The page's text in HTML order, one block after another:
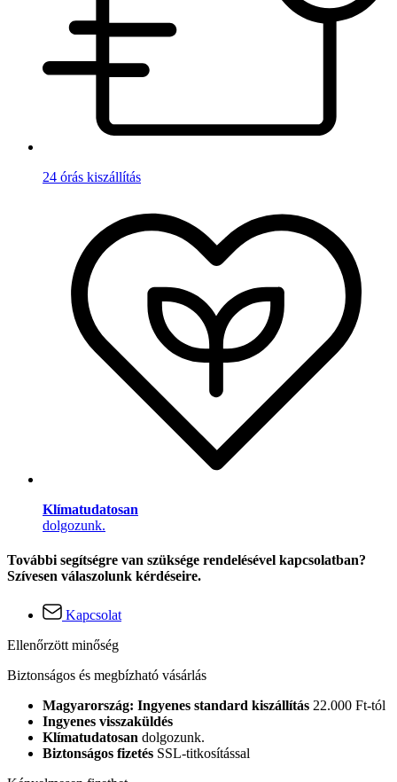
24 órás kiszállítás
Klímatudatosan
dolgozunk.
További segítségre van szüksége rendelésével kapcsolatban?
Szívesen válaszolunk kérdéseire.
Kapcsolat
Ellenőrzött minőség
Biztonságos és megbízható vásárlás
Magyarország: Ingyenes standard kiszállítás 22.000 Ft-tól
Ingyenes visszaküldés
Klímatudatosan dolgozunk.
Biztonságos fizetés SSL-titkosítással